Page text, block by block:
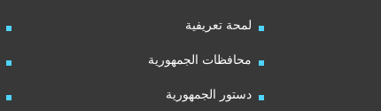
لمحة تعريفية
محافظات الجمهورية
دستور الجمهورية